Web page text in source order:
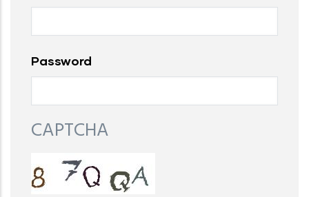
Password
CAPTCHA